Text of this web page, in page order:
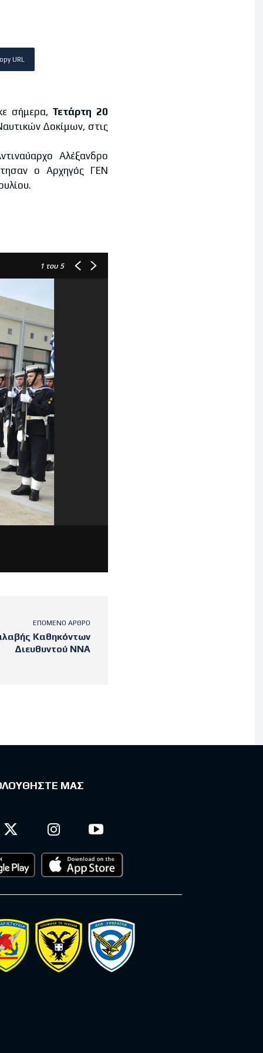
URL
σήμερα, Τετάρτη 20
Δοκίμων, στις
Αλέξανδρο
ο Αρχηγός ΓΕΝ
1 του 5
ΕΠΌΜΕΝΟ ΆΡΘΡΟ
Καθηκόντων
Διευθυντού ΝΝΑ
ΜΑΣ